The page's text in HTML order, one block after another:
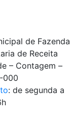
de Fazenda
de Receita
– Contagem –
000
: de segunda a